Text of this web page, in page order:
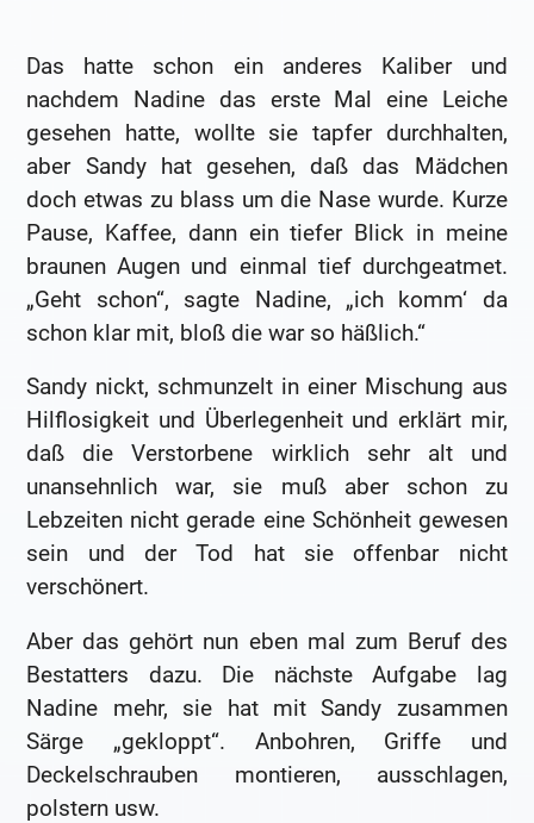
Das hatte schon ein anderes Kaliber und
nachdem Nadine das erste Mal eine Leiche
gesehen hatte, wollte sie tapfer durchhalten,
aber Sandy hat gesehen, daß das Mädchen
doch etwas zu blass um die Nase wurde. Kurze
Pause, Kaffee, dann ein tiefer Blick in meine
braunen Augen und einmal tief durchgeatmet.
„Geht schon“, sagte Nadine, „ich komm‘ da
schon klar mit, bloß die war so häßlich.“
Sandy nickt, schmunzelt in einer Mischung aus
Hilflosigkeit und Überlegenheit und erklärt mir,
daß die Verstorbene wirklich sehr alt und
unansehnlich war, sie muß aber schon zu
Lebzeiten nicht gerade eine Schönheit gewesen
sein und der Tod hat sie offenbar nicht
verschönert.
Aber das gehört nun eben mal zum Beruf des
Bestatters dazu. Die nächste Aufgabe lag
Nadine mehr, sie hat mit Sandy zusammen
Särge „gekloppt“. Anbohren, Griffe und
Deckelschrauben montieren, ausschlagen,
polstern usw.